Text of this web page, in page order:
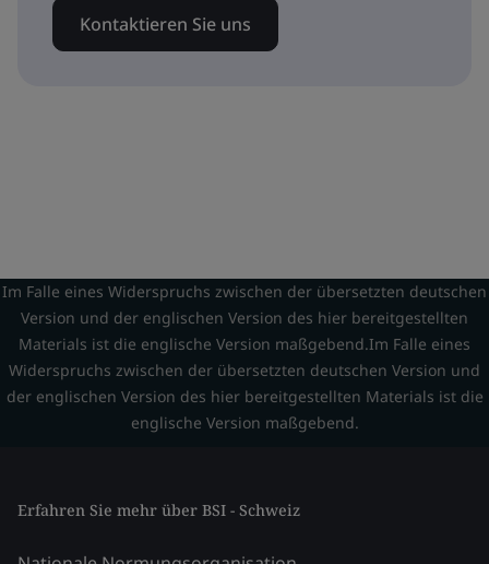
Kontaktieren Sie uns
Im Falle eines Widerspruchs zwischen der übersetzten deutschen
Version und der englischen Version des hier bereitgestellten
Materials ist die englische Version maßgebend.Im Falle eines
Widerspruchs zwischen der übersetzten deutschen Version und
der englischen Version des hier bereitgestellten Materials ist die
englische Version maßgebend.
Erfahren Sie mehr über BSI - Schweiz